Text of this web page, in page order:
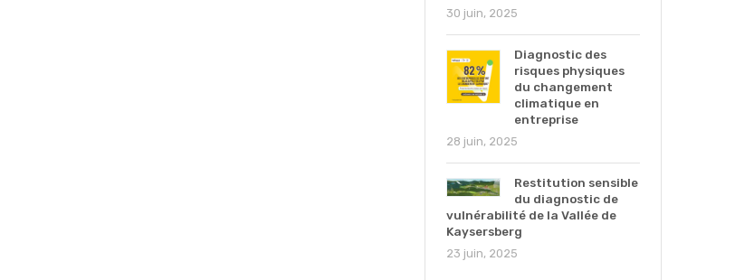
30 juin, 2025
Diagnostic des
risques physiques
du changement
climatique en
entreprise
28 juin, 2025
Restitution sensible
du diagnostic de
vulnérabilité de la Vallée de
Kaysersberg
23 juin, 2025